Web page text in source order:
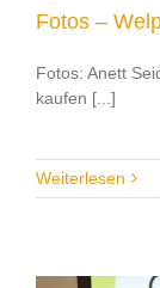
Fotos –
Fotos: Anett
kaufen [...]
Weiterlesen